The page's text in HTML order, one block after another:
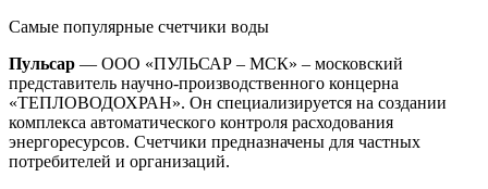
Самые популярные счетчики воды
Пульсар — ООО «ПУЛЬСАР – МСК» – московский
представитель научно-производственного концерна
«ТЕПЛОВОДОХРАН». Он специализируется на создании
комплекса автоматического контроля расходования
энергоресурсов. Счетчики предназначены для частных
потребителей и организаций.